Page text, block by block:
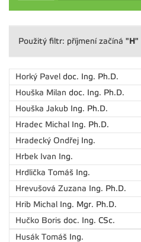
Použitý filtr: příjmení začíná "H"
Horký Pavel doc. Ing. Ph.D.
Houška Milan doc. Ing. Ph.D.
Houška Jakub Ing. Ph.D.
Hradec Michal Ing. Ph.D.
Hradecký Ondřej Ing.
Hrbek Ivan Ing.
Hrdlička Tomáš Ing.
Hrevušová Zuzana Ing. Ph.D.
Hrib Michal Ing. Mgr. Ph.D.
Hučko Boris doc. Ing. CSc.
Husák Tomáš Ing.